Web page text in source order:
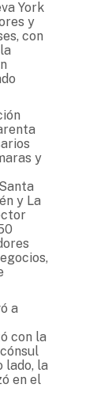
York
y
con
y
y La
a
con la
lado, la
en el